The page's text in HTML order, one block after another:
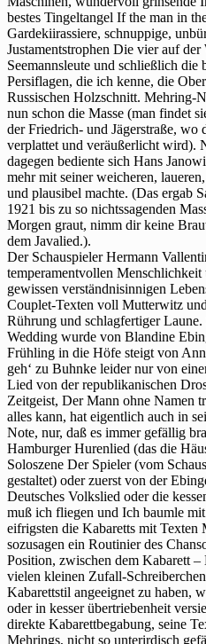
bestes Tingeltangel If the man in
Gardekiirassiere, schnuppige,
Justamentstrophen Die vier auf
Seemannsleute und schließlich die
Persiflagen, die ich kenne, die
Russischen Holzschnitt. Mehring-
nun schon die Masse (man findet
der Friedrich- und Jägerstraße, wo
verplattet und veräußerlicht wird).
dagegen bediente sich Hans
mehr mit seiner weicheren,
und plausibel machte. (Das ergab
1921 bis zu so nichtssagenden
Morgen graut, nimm dir keine
dem Javalied.).
Der Schauspieler Hermann
temperamentvollen
gewissen verständnisinnigen
Couplet-Texten voll Mutterwitz
Rührung und schlagfertiger
Wedding wurde von Blandine
Frühling in die Höfe steigt von
geh‘ zu Buhnke leider nur von
Lied von der republikanischen
Zeitgeist, Der Mann ohne Namen
alles kann, hat eigentlich auch in
Note, nur, daß es immer gefällig
Hamburger Hurenlied (das die
Soloszene Der Spieler (vom
gestaltet) oder zuerst von der
Deutsches Volkslied oder die
muß ich fliegen und Ich baumle
eifrigsten die Kabaretts mit Texten
sozusagen ein Routinier des
Position, zwischen dem Kabarett
vielen kleinen Zufall-
Kabarettstil angeeignet zu haben,
oder in kesser übertriebenheit
direkte Kabarettbegabung, seine
Mehrings, nicht so unterirdisch